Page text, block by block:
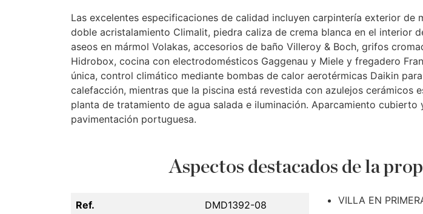
Las excelentes especificaciones de calidad incluyen carpintería exterior de
doble acristalamiento Climalit, piedra caliza de crema blanca en el interior
aseos en mármol Volakas, accesorios de baño Villeroy & Boch, grifos
Hidrobox, cocina con electrodomésticos Gaggenau y Miele y fregadero
única, control climático mediante bombas de calor aerotérmicas Daikin
calefacción, mientras que la piscina está revestida con azulejos cerámicos
planta de tratamiento de agua salada e iluminación. Aparcamiento
pavimentación portuguesa.
Aspectos destacados de la
Ref. DMD1392-08
VILLA EN